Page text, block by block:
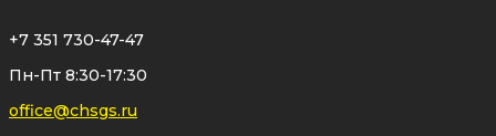
коррозионностойкой нержавеющей
сталиотличается высокой прочностью
и длительным сроком службы.
+7 351 730-47-47
Пн-Пт 8:30-17:30
office@chsgs.ru